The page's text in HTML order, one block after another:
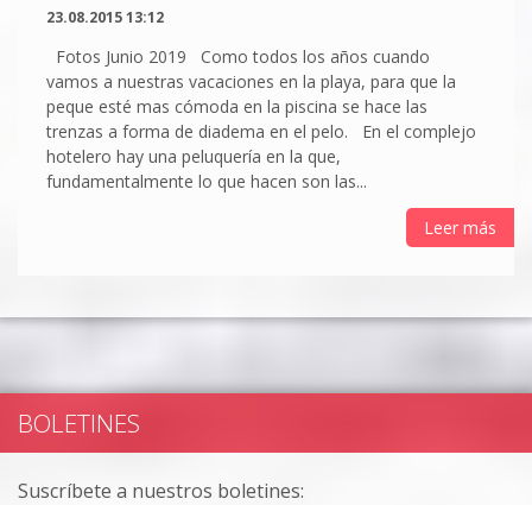
23.08.2015 13:12
Fotos Junio 2019 Como todos los años cuando
vamos a nuestras vacaciones en la playa, para que la
peque esté mas cómoda en la piscina se hace las
trenzas a forma de diadema en el pelo. En el complejo
hotelero hay una peluquería en la que,
fundamentalmente lo que hacen son las...
Leer más
BOLETINES
Suscríbete a nuestros boletines: